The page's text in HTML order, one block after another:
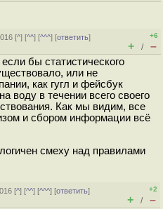
[^] [^^] [^^^] [ответить]
+6
+ / –
бы статистического
или не
как гугл и фейсбук
воду в течении всего своего
Как мы видим, все
и сбором информации всё
смеху над правилами
[^] [^^] [^^^] [ответить]
+2
+ / –